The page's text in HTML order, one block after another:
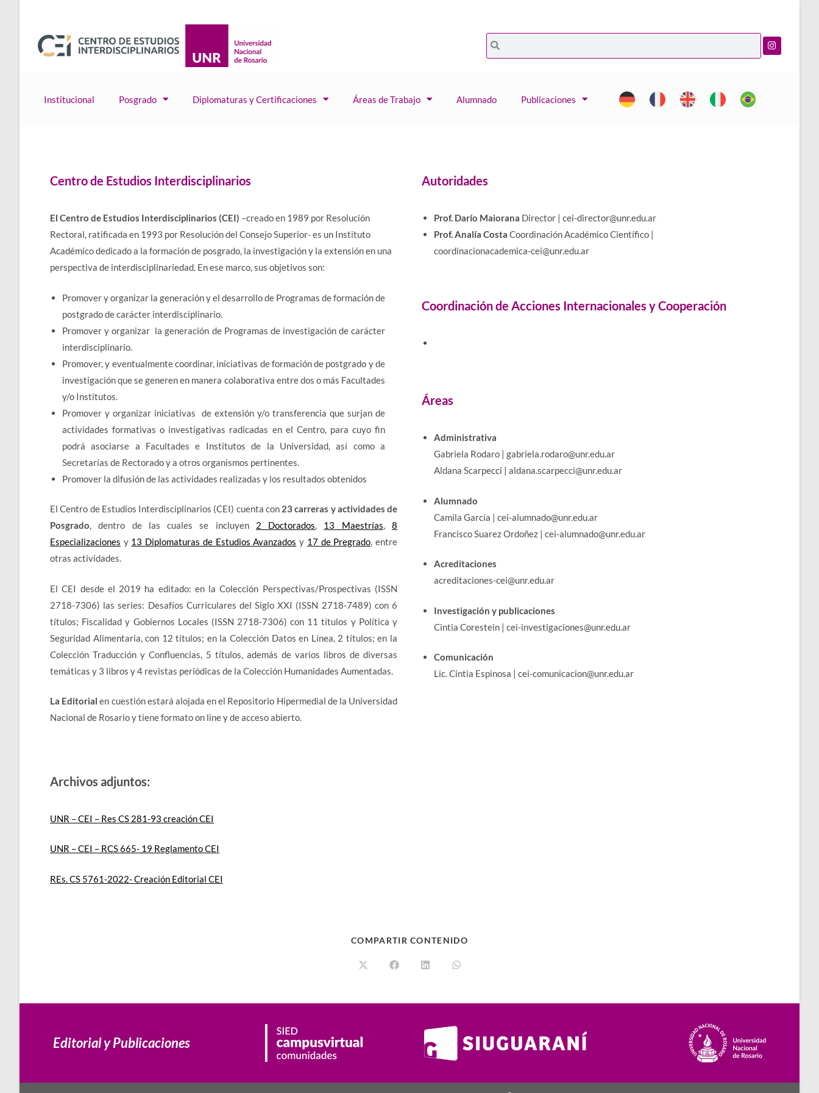
Institucional Posgrado Diplomaturas y Certificaciones Áreas de Trabajo Alumnado Publicaciones
Centro de Estudios Interdisciplinarios
El Centro de Estudios Interdisciplinarios (CEI) –creado en 1989 por Resolución
Rectoral, ratificada en 1993 por Resolución del Consejo Superior- es un Instituto
Académico dedicado a la formación de posgrado, la investigación y la extensión en una
perspectiva de interdisciplinariedad. En ese marco, sus objetivos son:
Promover y organizar la generación y el desarrollo de Programas de formación de
postgrado de carácter interdisciplinario.
Promover y organizar la generación de Programas de investigación de carácter
interdisciplinario.
Promover, y eventualmente coordinar, iniciativas de formación de postgrado y de
investigación que se generen en manera colaborativa entre dos o más Facultades
y/o Institutos.
Promover y organizar iniciativas de extensión y/o transferencia que surjan de
actividades formativas o investigativas radicadas en el Centro, para cuyo fin
podrá asociarse a Facultades e Institutos de la Universidad, así como a
Secretarías de Rectorado y a otros organismos pertinentes.
Promover la difusión de las actividades realizadas y los resultados obtenidos
El Centro de Estudios Interdisciplinarios (CEI) cuenta con 23 carreras y actividades de
Posgrado, dentro de las cuales se incluyen 2 Doctorados, 13 Maestrías,8
Especializaciones y 13 Diplomaturas de Estudios Avanzados y 17 de Pregrado, entre
otras actividades.
El CEI desde el 2019 ha editado: en la Colección Perspectivas/Prospectivas (ISSN
2718-7306) las series: Desafíos Curriculares del Siglo XXI (ISSN 2718-7489) con 6
títulos; Fiscalidad y Gobiernos Locales (ISSN 2718-7306) con 11 títulos y Política y
Seguridad Alimentaria, con 12 títulos; en la Colección Datos en Línea, 2 títulos; en la
Colección Traducción y Confluencias, 5 títulos, además de varios libros de diversas
temáticas y 3 libros y 4 revistas periódicas de la Colección Humanidades Aumentadas.
La Editorialen cuestión estará alojada en el Repositorio Hipermedial de la Universidad
Nacional de Rosario y tiene formato on line y de acceso abierto.
Archivos adjuntos:
UNR – CEI – Res CS 281-93 creación CEI
UNR – CEI – RCS 665- 19 Reglamento CEI
REs. CS 5761-2022- Creación Editorial CEI
Autoridades
Prof. Darío Maiorana Director | cei-director@unr.edu.ar
Prof. Analía Costa Coordinación Académico Científico |
coordinacionacademica-cei@unr.edu.ar
Coordinación de Acciones Internacionales y Cooperación
Áreas
Administrativa
Gabriela Rodaro | gabriela.rodaro@unr.edu.ar
Aldana Scarpecci | aldana.scarpecci@unr.edu.ar
Alumnado
Camila García | cei-alumnado@unr.edu.ar
Francisco Suarez Ordoñez | cei-alumnado@unr.edu.ar
Acreditaciones
acreditaciones-cei@unr.edu.ar
Investigación y publicaciones
Cintia Corestein | cei-investigaciones@unr.edu.ar
Comunicación
Lic. Cintia Espinosa | cei-comunicacion@unr.edu.ar
COMPARTIR CONTENIDO
Editorial y Publicaciones